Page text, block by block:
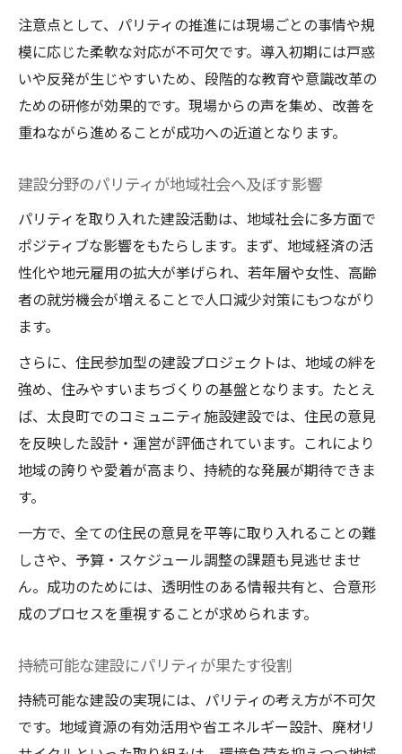
注意点として、パリティの推進には現場ごとの事情や規
模に応じた柔軟な対応が不可欠です。導入初期には戸惑
いや反発が生じやすいため、段階的な教育や意識改革の
ための研修が効果的です。現場からの声を集め、改善を
重ねながら進めることが成功への近道となります。
建設分野のパリティが地域社会へ及ぼす影響
パリティを取り入れた建設活動は、地域社会に多方面で
ポジティブな影響をもたらします。まず、地域経済の活
性化や地元雇用の拡大が挙げられ、若年層や女性、高齢
者の就労機会が増えることで人口減少対策にもつながり
ます。
さらに、住民参加型の建設プロジェクトは、地域の絆を
強め、住みやすいまちづくりの基盤となります。たとえ
ば、太良町でのコミュニティ施設建設では、住民の意見
を反映した設計・運営が評価されています。これにより
地域の誇りや愛着が高まり、持続的な発展が期待できま
す。
一方で、全ての住民の意見を平等に取り入れることの難
しさや、予算・スケジュール調整の課題も見逃せませ
ん。成功のためには、透明性のある情報共有と、合意形
成のプロセスを重視することが求められます。
持続可能な建設にパリティが果たす役割
持続可能な建設の実現には、パリティの考え方が不可欠
です。地域資源の有効活用や省エネルギー設計、廃材リ